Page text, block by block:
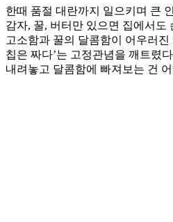
한때 품절 대란까지 일으키며 큰
감자, 꿀, 버터만 있으면 집에서도
고소함과 꿀의 달콤함이 어우러
칩은 짜다’는 고정관념을 깨트렸
내려놓고 달콤함에 빠져보는 건